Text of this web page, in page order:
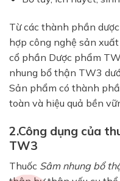
Từ các thành phần
hợp công nghệ sản
cổ phần Dược phẩm
nhung bổ thận TW3
Sản phẩm có thành
toàn và hiệu quả bền
2.Công dụng của
TW3
Thuốc Sâm nhung bổ